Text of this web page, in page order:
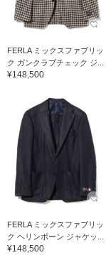
FERLA ミックスファブリッ
ク ガンクラブチェック ジ...
¥148,500
FERLA ミックスファブリッ
ク ヘリンボーン ジャケッ...
¥148,500